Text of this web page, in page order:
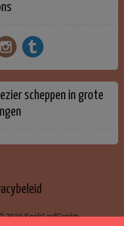
scheppen in grote
2020 KookLeefGeniet